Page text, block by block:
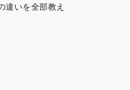
違いを全部教え